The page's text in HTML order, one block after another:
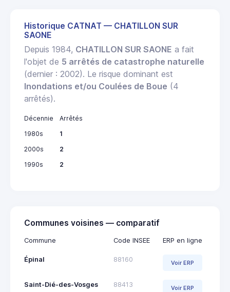
Historique CATNAT — CHATILLON SUR
SAONE
Depuis 1984, CHATILLON SUR SAONE a fait
l'objet de 5 arrêtés de catastrophe naturelle
(dernier : 2002). Le risque dominant est
Inondations et/ou Coulées de Boue (4
arrêtés).
Décennie
Arrêtés
1980s
1
2000s
2
1990s
2
Communes voisines — comparatif
Commune Code INSEE ERP en ligne
Épinal 88160 Voir ERP
Saint-Dié-des-Vosges 88413 Voir ERP